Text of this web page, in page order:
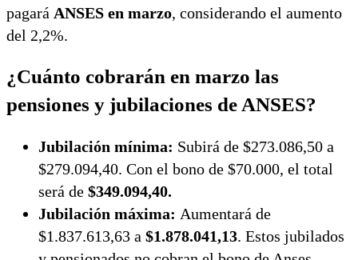
pagará ANSES en marzo, considerando el aumento
del 2,2%.
¿Cuánto cobrarán en marzo las
pensiones y jubilaciones de ANSES?
Jubilación mínima: Subirá de $273.086,50 a
$279.094,40. Con el bono de $70.000, el total
será de $349.094,40.
Jubilación máxima: Aumentará de
$1.837.613,63 a $1.878.041,13. Estos jubilados